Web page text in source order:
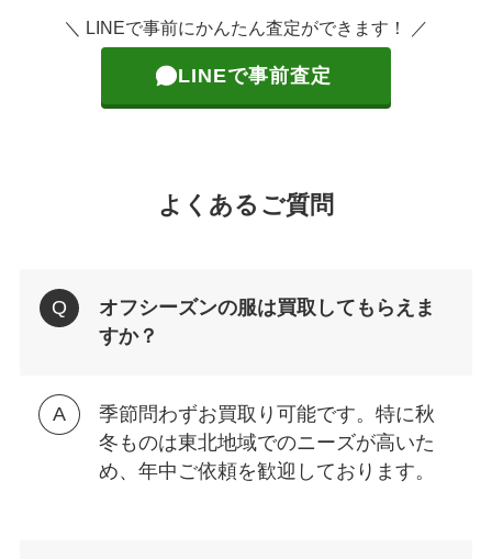
＼ LINEで事前にかんたん査定ができます！ ／
LINEで事前査定
よくあるご質問
オフシーズンの服は買取してもらえま
すか？
季節問わずお買取り可能です。特に秋
冬ものは東北地域でのニーズが高いた
め、年中ご依頼を歓迎しております。